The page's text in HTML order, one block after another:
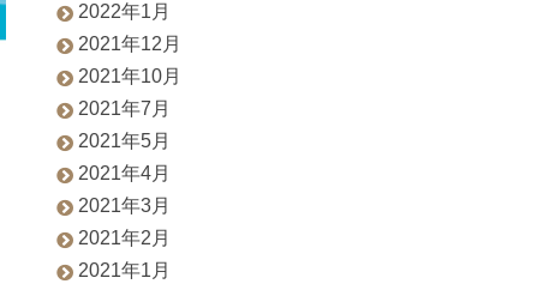
2022年1月
2021年12月
2021年10月
2021年7月
2021年5月
2021年4月
2021年3月
2021年2月
2021年1月